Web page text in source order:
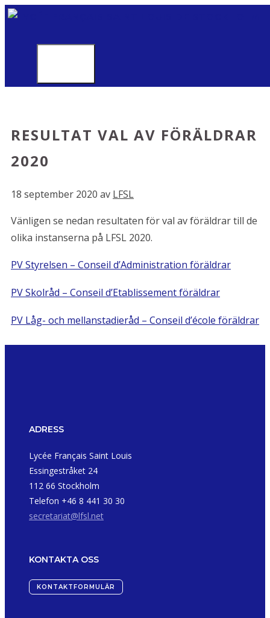
Hoppa
innehåll
RESULTAT VAL AV FÖRÄLDRAR
2020
18 september 2020 av LFSL
Vänligen se nedan resultaten för val av föräldrar till de
olika instanserna på LFSL 2020.
PV Styrelsen – Conseil d’Administration föräldrar
PV Skolråd – Conseil d’Etablissement föräldrar
PV Låg- och mellanstadieråd – Conseil d’école föräldrar
ADRESS
Lycée Français Saint Louis
Essingestråket 24
112 66 Stockholm
Telefon +46 8 441 30 30
secretariat@lfsl.net
KONTAKTA OSS
KONTAKTFORMULÄR